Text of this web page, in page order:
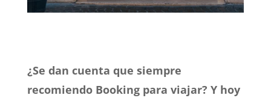
¿Se dan cuenta que siempre
recomiendo Booking para viajar? Y hoy